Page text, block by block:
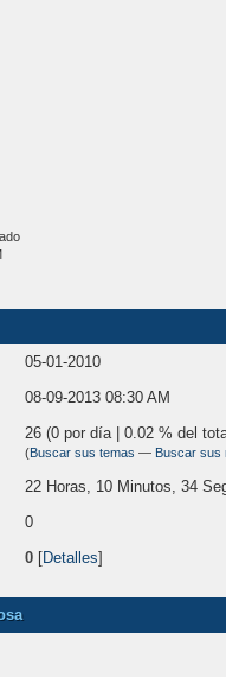
05-01-2010
08-09-2013 08:30 AM
26 (0 por día | 0.02 % del
(Buscar sus temas — Buscar sus
22 Horas, 10 Minutos, 34
0
0 [Detalles]